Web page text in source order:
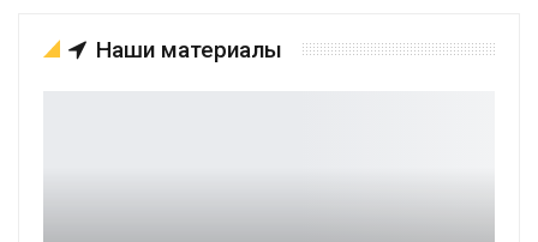
Наши материалы